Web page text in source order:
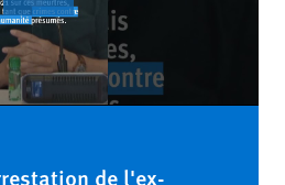
de l'ex-